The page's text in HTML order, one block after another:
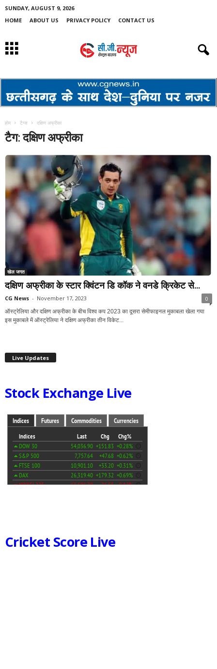
SUNDAY, AUGUST 9, 2026
HOME
ABOUT US PRIVACY POLICY CONTACT US
होम टैग्स दक्षिण अफ्रीका
टैग: दक्षिण अफ्रीका
खेल जगत
दक्षिण अफ्रीका के स्टार क्विंटन डि कॉक ने वनडे क्रिकेट से...
CG News - November 17, 2023 0
ऑस्ट्रेलिया और दक्षिण अफ्रीका के बीच विश्व कप 2023 का दूसरा सेमीफाइनल मुकाबला खेला गया
इस मुकाबले में ऑस्ट्रेलिया ने दक्षिण अफ्रीका तीन विकेट...
Live Updates
Stock Exchange Live
Cricket Score Live